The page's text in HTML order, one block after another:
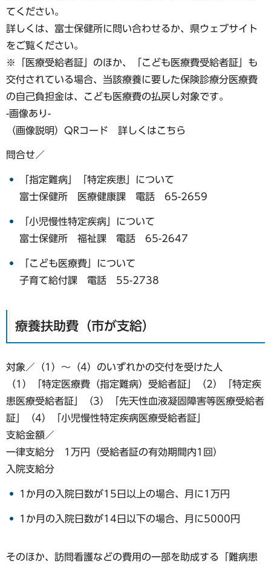
てください。
詳しくは、富士保健所に問い合わせるか、県ウェブサイト
をご覧ください。
※「医療受給者証」のほか、「こども医療費受給者証」も
交付されている場合、当該療養に要した保険診療分医療費
の自己負担金は、こども医療費の払戻し対象です。
-画像あり-
（画像説明）QRコード 詳しくはこちら
問合せ／
「指定難病」「特定疾患」について
富士保健所 医療健康課 電話 65-2659
「小児慢性特定疾病」について
富士保健所 福祉課 電話 65-2647
「こども医療費」について
子育て給付課 電話 55-2738
療養扶助費（市が支給）
対象／（1）〜（4）のいずれかの交付を受けた人
（1）「特定医療費（指定難病）受給者証」（2）「特定疾
患医療受給者証」（3）「先天性血液凝固障害等医療受給者
証」（4）「小児慢性特定疾病医療受給者証」
支給金額／
一律支給分 1万円（受給者証の有効期間内1回）
入院支給分
1か月の入院日数が15日以上の場合、月に1万円
1か月の入院日数が14日以下の場合、月に5000円
そのほか、訪問看護などの費用の一部を助成する「難病患